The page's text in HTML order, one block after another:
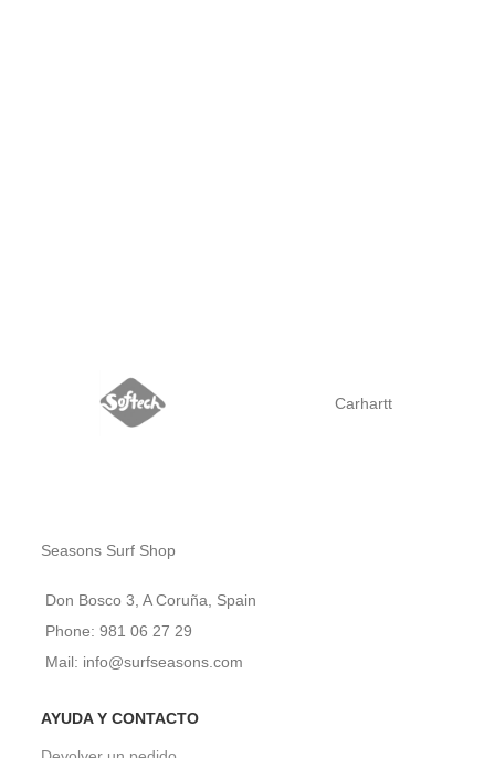
Carhartt
Seasons Surf Shop
Don Bosco 3, A Coruña, Spain
Phone: 981 06 27 29
Mail: info@surfseasons.com
AYUDA Y CONTACTO